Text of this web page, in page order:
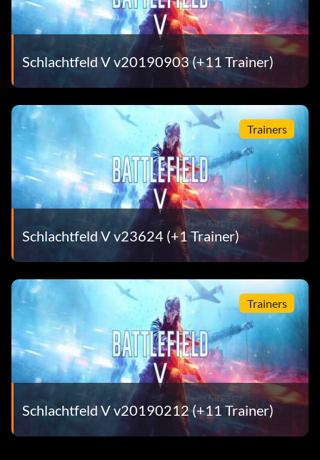
Schlachtfeld V v20190903 (+11 Trainer)
Trainers
Schlachtfeld V v23624 (+1 Trainer)
Trainers
Schlachtfeld V v20190212 (+11 Trainer)